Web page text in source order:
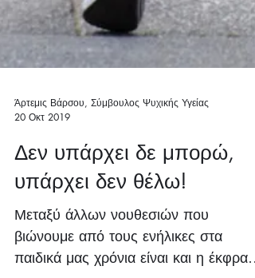
Άρτεμις Βάρσου, Σύμβουλος Ψυχικής Υγείας
20 Οκτ 2019
Δεν υπάρχει δε μπορώ,
υπάρχει δεν θέλω!